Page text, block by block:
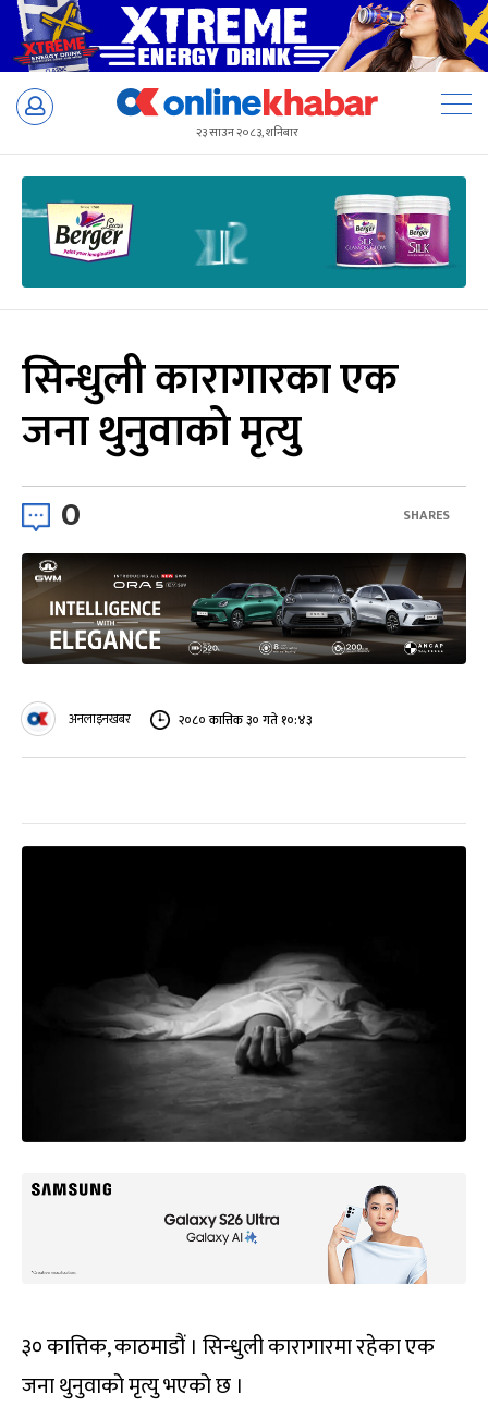
Skip
२३ साउन २०८३, शनिबार
सिन्धुली कारागारका एक
जना थुनुवाको मृत्यु
0 SHARES
अनलाइनखबर २०८० कात्तिक ३० गते १०:४३
३० कात्तिक, काठमाडौं । सिन्धुली कारागारमा रहेका एक
जना थुनुवाको मृत्यु भएको छ ।